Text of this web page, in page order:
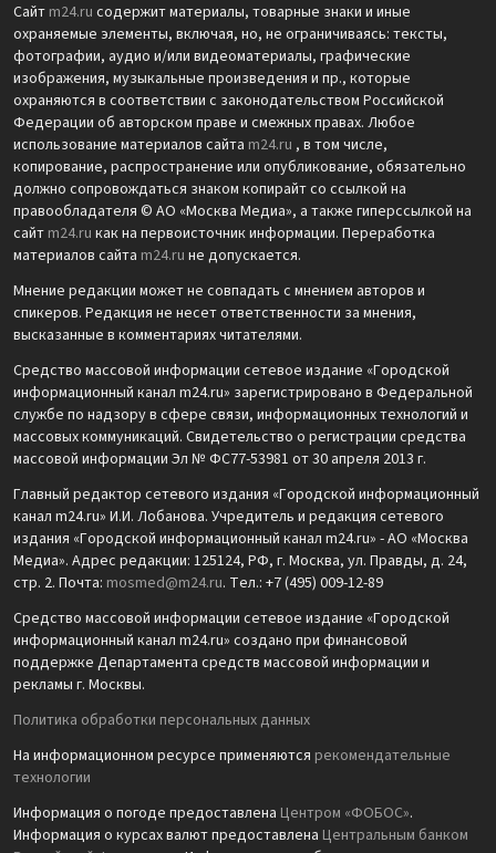
Сайт m24.ru содержит материалы, товарные знаки и иные
охраняемые элементы, включая, но, не ограничиваясь: тексты,
фотографии, аудио и/или видеоматериалы, графические
изображения, музыкальные произведения и пр., которые
охраняются в соответствии с законодательством Российской
Федерации об авторском праве и смежных правах. Любое
использование материалов сайта m24.ru , в том числе,
копирование, распространение или опубликование, обязательно
должно сопровождаться знаком копирайт со ссылкой на
правообладателя © АО «Москва Медиа», а также гиперссылкой на
сайт m24.ru как на первоисточник информации. Переработка
материалов сайта m24.ru не допускается.
Мнение редакции может не совпадать с мнением авторов и
спикеров. Редакция не несет ответственности за мнения,
высказанные в комментариях читателями.
Средство массовой информации сетевое издание «Городской
информационный канал m24.ru» зарегистрировано в Федеральной
службе по надзору в сфере связи, информационных технологий и
массовых коммуникаций. Свидетельство о регистрации средства
массовой информации Эл № ФС77-53981 от 30 апреля 2013 г.
Главный редактор сетевого издания «Городской информационный
канал m24.ru» И.И. Лобанова. Учредитель и редакция сетевого
издания «Городской информационный канал m24.ru» - АО «Москва
Медиа». Адрес редакции: 125124, РФ, г. Москва, ул. Правды, д. 24,
стр. 2. Почта: mosmed@m24.ru. Тел.: +7 (495) 009-12-89
Средство массовой информации сетевое издание «Городской
информационный канал m24.ru» создано при финансовой
поддержке Департамента средств массовой информации и
рекламы г. Москвы.
Политика обработки персональных данных
На информационном ресурсе применяются рекомендательные
технологии
Информация о погоде предоставлена Центром «ФОБОС».
Информация о курсах валют предоставлена Центральным банком